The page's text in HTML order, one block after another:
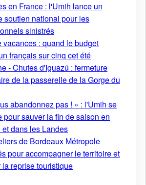
en France : l'Umih lance un
soutien national pour les
sinistrés
vacances : quand le budget
français sur cinq cet été
- Chutes d'Iguazú : fermeture
de la passerelle de la Gorge du
abandonnez pas ! » : l'Umih se
pour sauver la fin de saison en
et dans les Landes
de Bordeaux Métropole
pour accompagner le territoire et
la reprise touristique